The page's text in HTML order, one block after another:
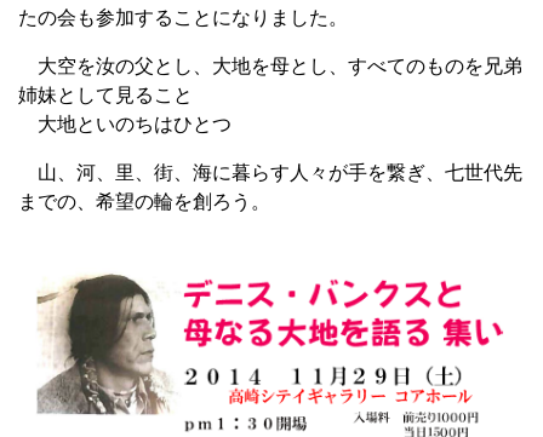
たの会も参加することになりました。
大空を汝の父とし、大地を母とし、すべてのものを兄弟
姉妹として見ること
大地といのちはひとつ
山、河、里、街、海に暮らす人々が手を繋ぎ、七世代先
までの、希望の輪を創ろう。